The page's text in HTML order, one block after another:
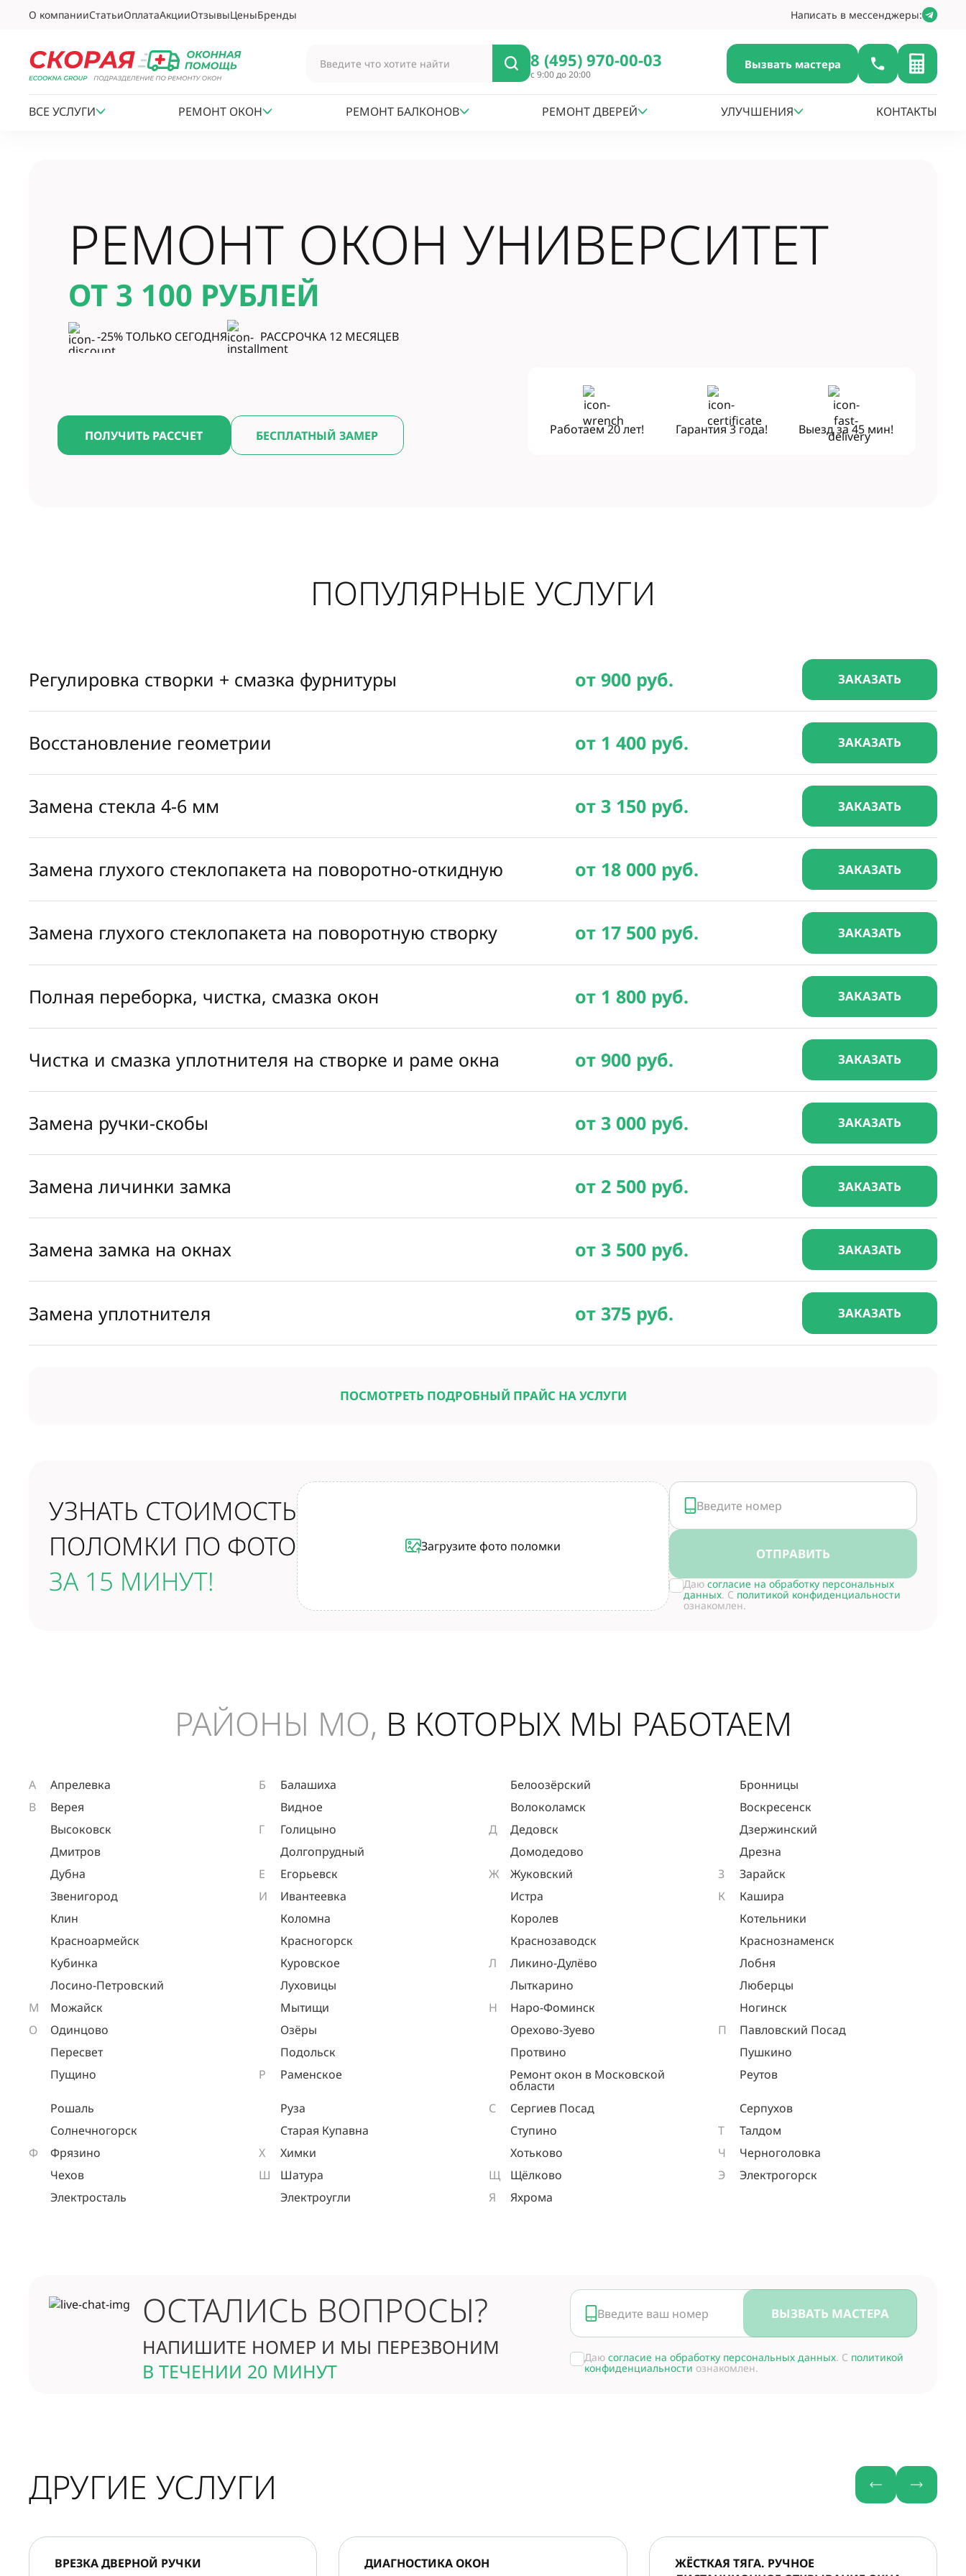
О компанииСтатьиОплатаАкцииОтзывыЦеныБренды Написать в мессенджеры:
8 (495) 970-00-03
с 9:00 до 20:00
Вызвать мастера
ВСЕ УСЛУГИ РЕМОНТ ОКОН РЕМОНТ БАЛКОНОВ РЕМОНТ ДВЕРЕЙ УЛУЧШЕНИЯ КОНТАКТЫ
РЕМОНТ ОКОН УНИВЕРСИТЕТ
ОТ 3 100 РУБЛЕЙ
-25% ТОЛЬКО СЕГОДНЯ РАССРОЧКА 12 МЕСЯЦЕВ
ПОЛУЧИТЬ РАССЧЕТ БЕСПЛАТНЫЙ ЗАМЕР Работаем20 лет! Гарантия3 года! Выезд за45 мин!
ПОПУЛЯРНЫЕ УСЛУГИ
Регулировка створки + смазка фурнитуры от 900 руб. ЗАКАЗАТЬ
Восстановление геометрии от 1 400 руб. ЗАКАЗАТЬ
Замена стекла 4-6 мм от 3 150 руб. ЗАКАЗАТЬ
Замена глухого стеклопакета на поворотно-откидную от 18 000 руб. ЗАКАЗАТЬ
Замена глухого стеклопакета на поворотную створку от 17 500 руб. ЗАКАЗАТЬ
Полная переборка, чистка, смазка окон от 1 800 руб. ЗАКАЗАТЬ
Чистка и смазка уплотнителя на створке и раме окна от 900 руб. ЗАКАЗАТЬ
Замена ручки-скобы от 3 000 руб. ЗАКАЗАТЬ
Замена личинки замка от 2 500 руб. ЗАКАЗАТЬ
Замена замка на окнах от 3 500 руб. ЗАКАЗАТЬ
Замена уплотнителя от 375 руб. ЗАКАЗАТЬ
ПОСМОТРЕТЬ ПОДРОБНЫЙ ПРАЙС НА УСЛУГИ
УЗНАТЬ СТОИМОСТЬ
ПОЛОМКИ ПО ФОТО
ЗА 15 МИНУТ!
Загрузите фото поломки ОТПРАВИТЬ
Даю согласие на обработку персональных
данных. С политикой конфиденциальности
ознакомлен.
РАЙОНЫ МО, В КОТОРЫХ МЫ РАБОТАЕМ
А Апрелевка Б Балашиха Белоозёрский
Бронницы
В
Верея Видное Волоколамск
Воскресенск
Высоковск
Г Голицыно Д Дедовск
Дзержинский
Дмитров
Долгопрудный Домодедово
Дрезна
Дубна
Е Егорьевск Ж Жуковский З
Зарайск
Звенигород
И Ивантеевка Истра К
Кашира
Клин
Коломна Королев
Котельники
Красноармейск
Красногорск Краснозаводск
Краснознаменск
Кубинка
Куровское Л Ликино-Дулёво
Лобня
Лосино-Петровский
Луховицы Лыткарино
Люберцы
М
Можайск Мытищи Н Наро-Фоминск
Ногинск
О
Одинцово Озёры Орехово-Зуево П
Павловский Посад
Пересвет
Подольск Протвино
Пушкино
Пущино
Р Раменское Ремонт окон в Московской
области
Реутов
Рошаль Руза С Сергиев Посад
Серпухов
Солнечногорск
Старая Купавна Ступино Т
Талдом
Ф
Фрязино Х Химки Хотьково Ч
Черноголовка
Чехов
Ш Шатура Щ Щёлково Э
Электрогорск
Электросталь
Электроугли Я Яхрома
ОСТАЛИСЬ ВОПРОСЫ?
НАПИШИТЕ НОМЕР И МЫ ПЕРЕЗВОНИМ
В ТЕЧЕНИИ 20 МИНУТ
ВЫЗВАТЬ МАСТЕРА
Даю согласие на обработку персональных данных. С политикой
конфиденциальности ознакомлен.
ДРУГИЕ УСЛУГИ
ВРЕЗКА ДВЕРНОЙ РУЧКИ ДИАГНОСТИКА ОКОН
ЖЁСТКАЯ ТЯГА. РУЧНОЕ